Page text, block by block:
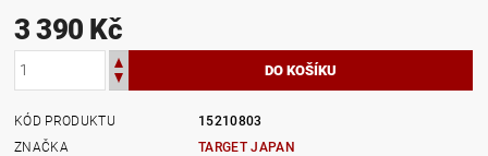
3 390 Kč
KÓD PRODUKTU
15210803
ZNAČKA
TARGET JAPAN